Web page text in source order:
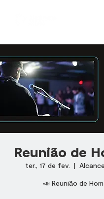
Reunião de
ter., 17 de fev.
  |
📣 Reunião de